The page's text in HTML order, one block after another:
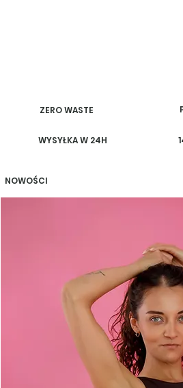
ZERO WASTE
WYSYŁKA W 24H
NOWOŚCI